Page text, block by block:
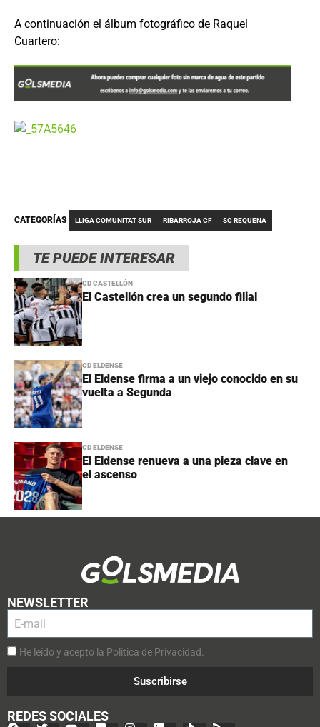
TE PUEDE INTERESAR
CD CASTELLÓN
El Castellón crea un segundo filial
CD ELDENSE
El Eldense firma a un viejo conocido en su
vuelta a Segunda
CD ELDENSE
El Eldense renueva a una pieza clave en
el ascenso
A continuación el álbum fotográfico de Raquel
Cuartero:
CATEGORÍAS LLIGA COMUNITAT SUR RIBARROJA CF SC REQUENA
NEWSLETTER
He leído y acepto la Política de Privacidad.
Suscribirse
REDES SOCIALES